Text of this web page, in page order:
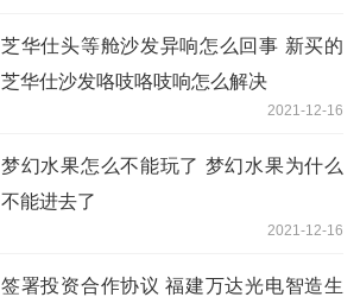
芝华仕头等舱沙发异响怎么回事 新买的
芝华仕沙发咯吱咯吱响怎么解决
2021-12-16
梦幻水果怎么不能玩了 梦幻水果为什么
不能进去了
2021-12-16
签署投资合作协议 福建万达光电智造生